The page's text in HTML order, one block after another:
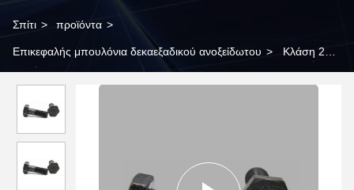
Σπίτι > προϊόντα >
Επικεφαλής μπουλόνια δεκαεξαδικού ανοξείδωτου > Κλάση 2Α